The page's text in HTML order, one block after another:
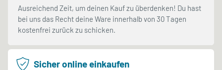
Ausreichend Zeit, um deinen Kauf zu überdenken! Du hast
bei uns das Recht deine Ware innerhalb von 30 Tagen
kostenfrei zurück zu schicken.
Sicher online einkaufen